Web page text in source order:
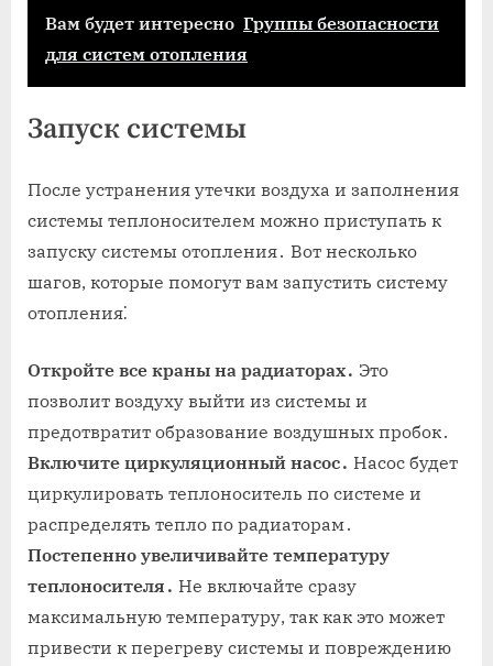
Вам будет интересно Группы безопасности
для систем отопления
Запуск системы
После устранения утечки воздуха и заполнения
системы теплоносителем можно приступать к
запуску системы отопления․ Вот несколько
шагов, которые помогут вам запустить систему
отопления⁚
Откройте все краны на радиаторах․ Это
позволит воздуху выйти из системы и
предотвратит образование воздушных пробок․
Включите циркуляционный насос․ Насос будет
циркулировать теплоноситель по системе и
распределять тепло по радиаторам․
Постепенно увеличивайте температуру
теплоносителя․ Не включайте сразу
максимальную температуру, так как это может
привести к перегреву системы и повреждению